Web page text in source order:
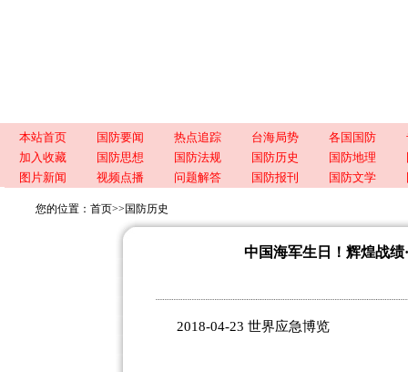
本站首页 国防要闻 热点追踪 台海局势 各国国防
加入收藏
国防思想 国防法规 国防历史 国防地理
图片新闻
视频点播 问题解答 国防报刊 国防文学
您的位置： 首页>> 国防历史
中国海军生日！辉煌战
2018-04-23 世界应急博览